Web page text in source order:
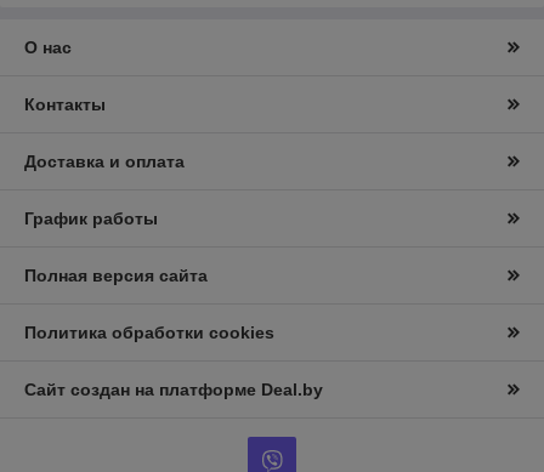
О нас
Контакты
Доставка и оплата
График работы
Полная версия сайта
Политика обработки cookies
Сайт создан на платформе Deal.by